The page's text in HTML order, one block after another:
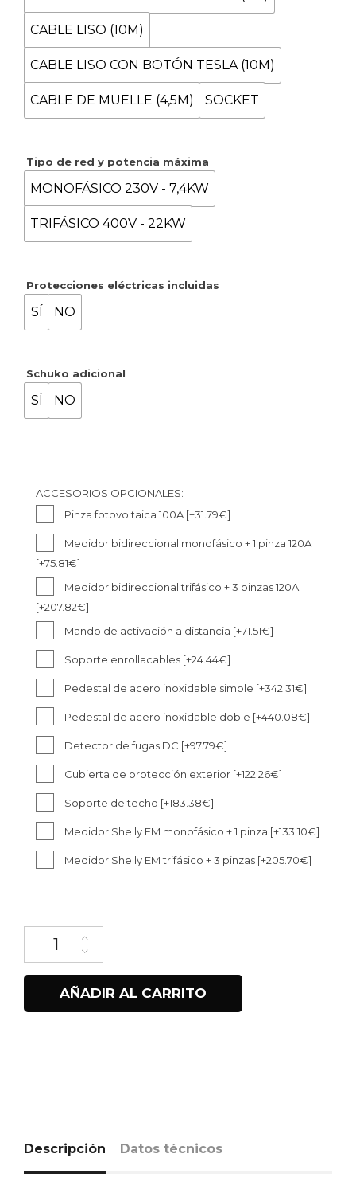
CABLE LISO (10M)
CABLE LISO CON BOTÓN TESLA (10M)
CABLE DE MUELLE (4,5M) SOCKET
Tipo de red y potencia máxima
MONOFÁSICO 230V - 7,4KW
TRIFÁSICO 400V - 22KW
Protecciones eléctricas incluidas
SÍ NO
Schuko adicional
SÍ NO
ACCESORIOS OPCIONALES:
Pinza fotovoltaica 100A [+31.79€]
Medidor bidireccional monofásico + 1 pinza 120A
[+75.81€]
Medidor bidireccional trifásico + 3 pinzas 120A
[+207.82€]
Mando de activación a distancia [+71.51€]
Soporte enrollacables [+24.44€]
Pedestal de acero inoxidable simple [+342.31€]
Pedestal de acero inoxidable doble [+440.08€]
Detector de fugas DC [+97.79€]
Cubierta de protección exterior [+122.26€]
Soporte de techo [+183.38€]
Medidor Shelly EM monofásico + 1 pinza [+133.10€]
Medidor Shelly EM trifásico + 3 pinzas [+205.70€]
AÑADIR AL CARRITO
Descripción Datos técnicos